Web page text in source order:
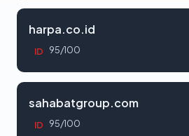
harpa.co.id
ID 95/100
sahabatgroup.com
ID 95/100